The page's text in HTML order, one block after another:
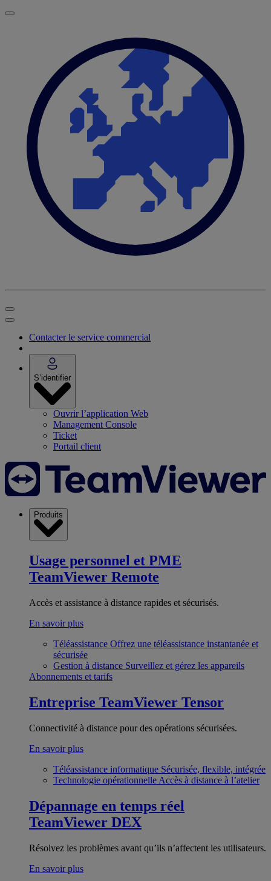
Contacter le service commercial
S’identifier
Ouvrir l’application Web
Management Console
Ticket
Portail client
Produits
Usage personnel et PME
TeamViewer Remote
Accès et assistance à distance rapides et sécurisés.
En savoir plus
Téléassistance Offrez une téléassistance instantanée et
sécurisée
Gestion à distance Surveillez et gérez les appareils
Abonnements et tarifs
Entreprise TeamViewer Tensor
Connectivité à distance pour des opérations sécurisées.
En savoir plus
Téléassistance informatique Sécurisée, flexible, intégrée
Technologie opérationnelle Accès à distance à l’atelier
Dépannage en temps réel
TeamViewer DEX
Résolvez les problèmes avant qu’ils n’affectent les utilisateurs.
En savoir plus